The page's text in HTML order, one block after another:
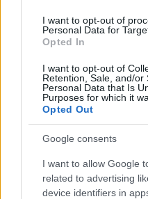
I want to opt-out of
Personal Data for
Opted In
I want to opt-out of
Retention, Sale, and/or
Personal Data that Is
Purposes for which it
Opted Out
Google consents
I want to allow Google
related to advertising
device identifiers in
Ricevi le
da
Condividi l'articolo